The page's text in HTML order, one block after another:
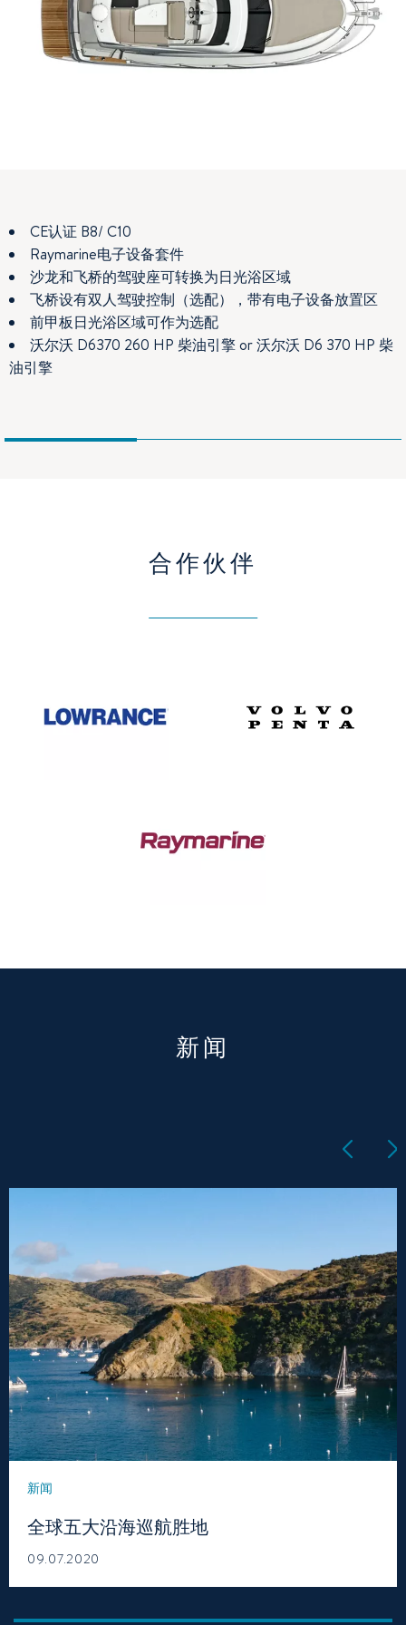
CE认证 B8/ C10
Raymarine电子设备套件
沙龙和飞桥的驾驶座可转换为日光浴区域
飞桥设有双人驾驶控制（选配），带有电子设备放置区
前甲板日光浴区域可作为选配
沃尔沃 D6370 260 HP 柴油引擎 or 沃尔沃 D6 370 HP 柴
油引擎
内置紧凑型厨房
U型沙龙转换为一个双人床位。通过3叶侧滑玻璃门可进入
驾驶舱
驾驶座带有腰撑座椅和“碳风格”的控制面板。带有放置电
子和引擎设备的空间
驾驶舱内设有大型带锁储藏室
主人舱：为优化储藏空间而抬高的中央大床（1.98×1.4
米）。客舱设有双人上下床位和储物柜
浴室：带有88升集成水箱的船用厕所，设有洗手盆和淋浴
头。开放式船体舷窗可以通风
合作伙伴
（Raymarine）
新闻
新闻
全球五大沿海巡航胜地
09.07.2020